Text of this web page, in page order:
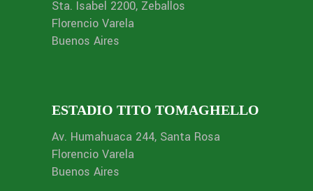
Sta. Isabel 2200, Zeballos
Florencio Varela
Buenos Aires
ESTADIO TITO TOMAGHELLO
Av. Humahuaca 244, Santa Rosa
Florencio Varela
Buenos Aires